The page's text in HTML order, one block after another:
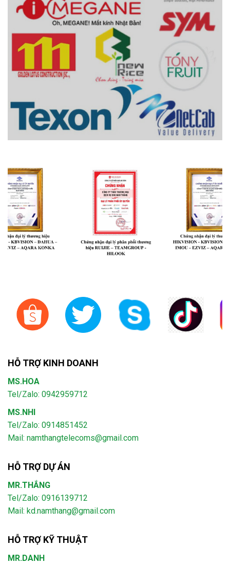
HỖ TRỢ KINH DOANH
MS.HOA
Tel/Zalo: 0942959712
MS.NHI
Tel/Zalo: 0914851452
Mail: namthangtelecoms@gmail.com
HỖ TRỢ DỰ ÁN
MR.THẮNG
Tel/Zalo: 0916139712
Mail: kd.namthang@gmail.com
HỖ TRỢ KỸ THUẬT
MR.DANH